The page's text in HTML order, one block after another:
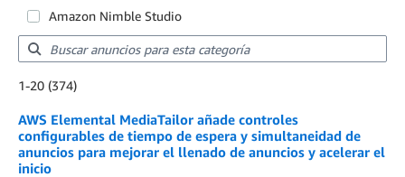
Amazon Nimble Studio
1-20 (374)
Showing results: 1-20
AWS Elemental MediaTailor añade controles
configurables de tiempo de espera y simultaneidad de
anuncios para mejorar el llenado de anuncios y acelerar el
inicio